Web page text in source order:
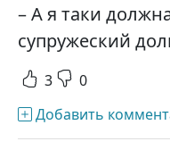
– А я таки
супружеский
3 0
Добавить